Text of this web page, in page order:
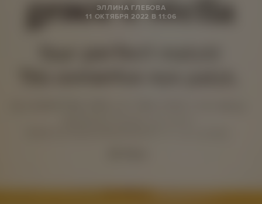
ЭЛЛИНА ГЛЕБОВА
11 ОКТЯБРЯ 2022 В 11:06